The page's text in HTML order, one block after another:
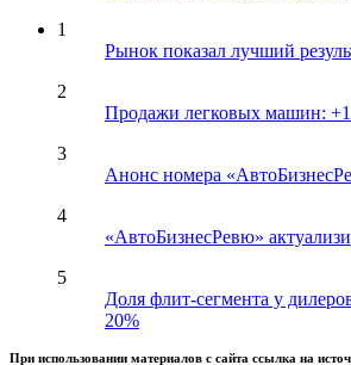
1
Рынок показал лучший
2
Продажи легковых машин:
3
Анонс номера
4
«АвтоБизнесРевю»
5
Доля флит-сегмента у
20%
При использовании материалов с сайта ссылка на